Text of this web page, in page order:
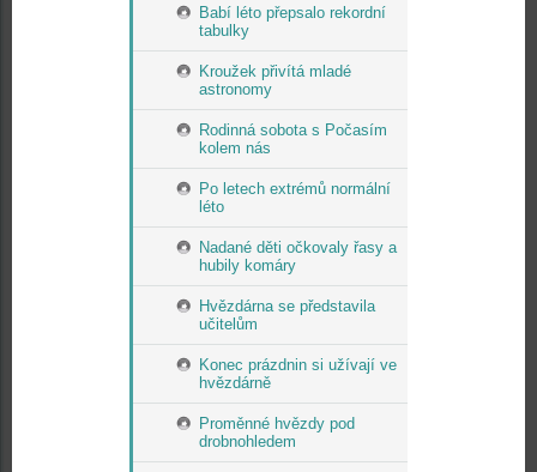
Babí léto přepsalo rekordní
tabulky
Kroužek přivítá mladé
astronomy
Rodinná sobota s Počasím
kolem nás
Po letech extrémů normální
léto
Nadané děti očkovaly řasy a
hubily komáry
Hvězdárna se představila
učitelům
Konec prázdnin si užívají ve
hvězdárně
Proměnné hvězdy pod
drobnohledem